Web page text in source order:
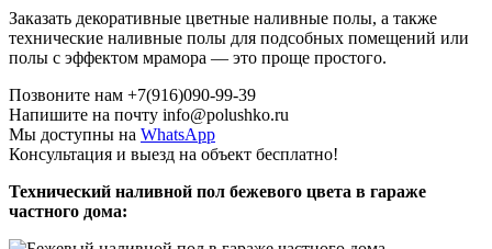
Заказать декоративные цветные наливные полы, а также
технические наливные полы для подсобных помещений или
полы с эффектом мрамора — это проще простого.
Позвоните нам +7(916)090-99-39
Напишите на почту info@polushko.ru
Мы доступны на WhatsApp
Консультация и выезд на объект бесплатно!
Технический наливной пол бежевого цвета в гараже
частного дома: